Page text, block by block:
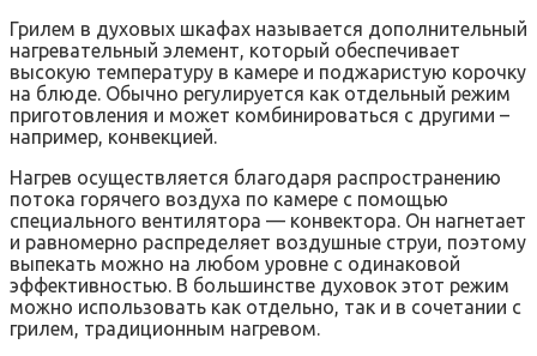
Грилем в духовых шкафах называется дополнительный
нагревательный элемент, который обеспечивает
высокую температуру в камере и поджаристую корочку
на блюде. Обычно регулируется как отдельный режим
приготовления и может комбинироваться с другими –
например, конвекцией.
Нагрев осуществляется благодаря распространению
потока горячего воздуха по камере с помощью
специального вентилятора — конвектора. Он нагнетает
и равномерно распределяет воздушные струи, поэтому
выпекать можно на любом уровне с одинаковой
эффективностью. В большинстве духовок этот режим
можно использовать как отдельно, так и в сочетании с
грилем, традиционным нагревом.